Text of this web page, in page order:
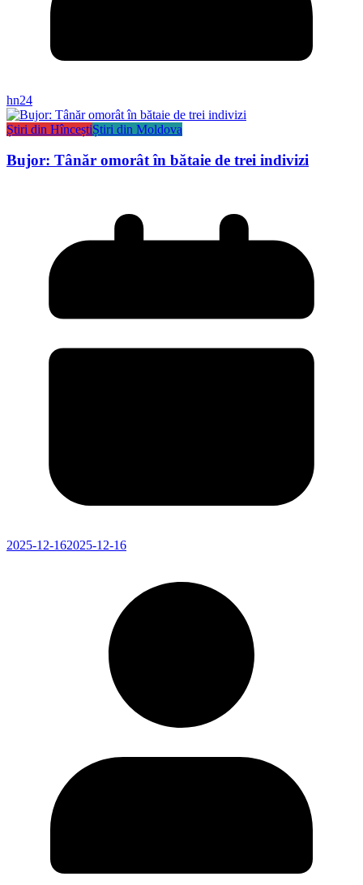
hn24
Știri din HînceștiȘtiri din Moldova
Bujor: Tânăr omorât în bătaie de trei indivizi
2025-12-162025-12-16